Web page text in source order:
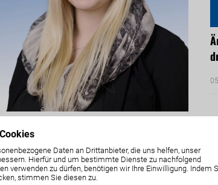
Daten an Drittanbieter, die uns helfen, unser
Hierfür und um bestimmte Dienste zu nachfolgend
verwenden zu dürfen, benötigen wir Ihre Einwilligung. Indem
stimmen Sie diesen zu.
Pirker